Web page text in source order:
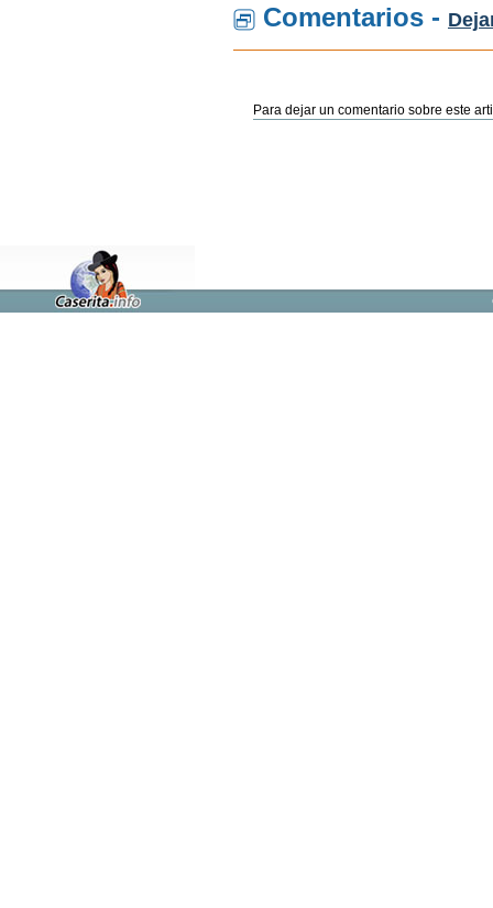
Comentarios -
Para dejar un comentario sobre este